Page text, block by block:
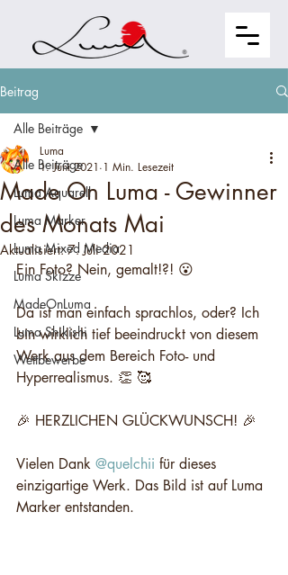
Beitrag
Alle Beiträge
Luma Aquarell
Luma Marker
Luma Mixed Media
Luma Skizze
MadeOnLuma
Luma Shikishi
Wettbewerbe
Alle Beiträge
Made On Luma - Gewinner
des Monats Mai
Luma
1. Juni 2021 1 Min. Lesezeit
Aktualisiert:7. Juli 2021
Ein Foto? Nein, gemalt!?! 😮⁠
Da ist man einfach sprachlos, oder? Ich
bin wirklich tief beeindruckt von diesem
Werk aus dem Bereich Foto- und
Hyperrealismus. 👏 🥰⁠
🎉 HERZLICHEN GLÜCKWUNSCH! 🎉⁠
Vielen Dank @quelchii für dieses
einzigartige Werk.⁠ Das Bild ist auf Luma
Marker entstanden.